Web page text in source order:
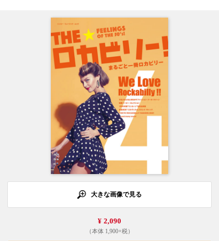
大きな画像で見る
¥ 2,090
（本体 1,900+税）